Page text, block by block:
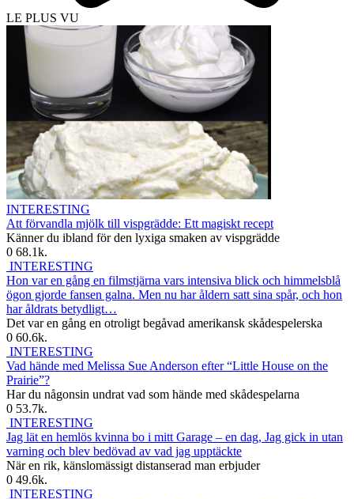
LE PLUS VU
INTERESTING
Att förvandla mjölk till vispgrädde: Ett magiskt recept
Känner du ibland för den lyxiga smaken av vispgrädde
0 68.1k.
INTERESTING
Hon var en gång en filmstjärna vars intensiva blick och himmelsblå
ögon gjorde fansen galna. Men nu har åldern satt sina spår, och hon
har åldrats betydligt…
Det var en gång en otroligt begåvad amerikansk skådespelerska
0 60.6k.
INTERESTING
Vad hände med Melissa Sue Anderson efter “Little House on the
Prairie”?
Har du någonsin undrat vad som hände med skådespelarna
0 53.7k.
INTERESTING
Jag lät en hemlös kvinna bo i mitt Garage – en dag, Jag gick in utan
varning och blev bedövad av vad jag upptäckte
När en rik, känslomässigt distanserad man erbjuder
0 49.6k.
INTERESTING